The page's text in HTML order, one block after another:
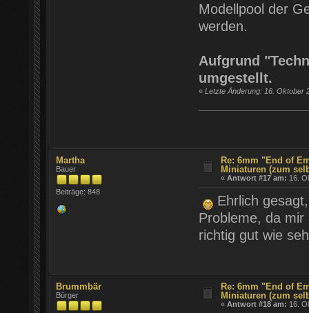
Modellpool der
werden.
Aufgrund
umgestellt.
« Letzte Änderung: 16. Oktober
Martha
Bauer
Beiträge: 848
Re: 6mm "End of
Miniaturen (zum
«Antwort #17 am: 16.
Ehrlich
Probleme, da
richtig gut wie
Brummbär
Bürger
Re: 6mm "End of
Miniaturen (zum
«Antwort #18 am: 16.